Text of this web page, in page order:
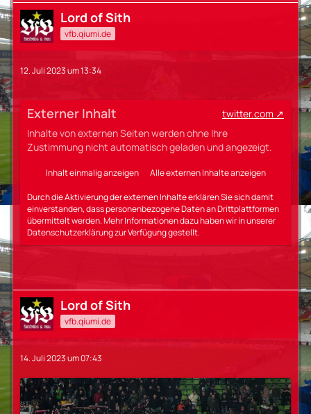
Lord of Sith
vfb.qiumi.de
12. Juli 2023 um 13:34
Externer Inhalt
twitter.com
Inhalte von externen Seiten werden ohne Ihre
Zustimmung nicht automatisch geladen und angezeigt.
Inhalt einmalig anzeigen Alle externen Inhalte anzeigen
Durch die Aktivierung der externen Inhalte erklären Sie sich damit
einverstanden, dass personenbezogene Daten an Drittplattformen
übermittelt werden. Mehr Informationen dazu haben wir in unserer
Datenschutzerklärung zur Verfügung gestellt.
Lord of Sith
vfb.qiumi.de
14. Juli 2023 um 07:43